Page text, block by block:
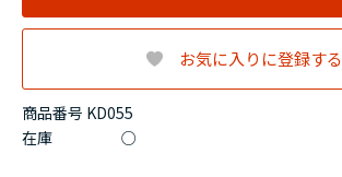
商品番号 KD055
在庫 ○
お気に入りに登録する